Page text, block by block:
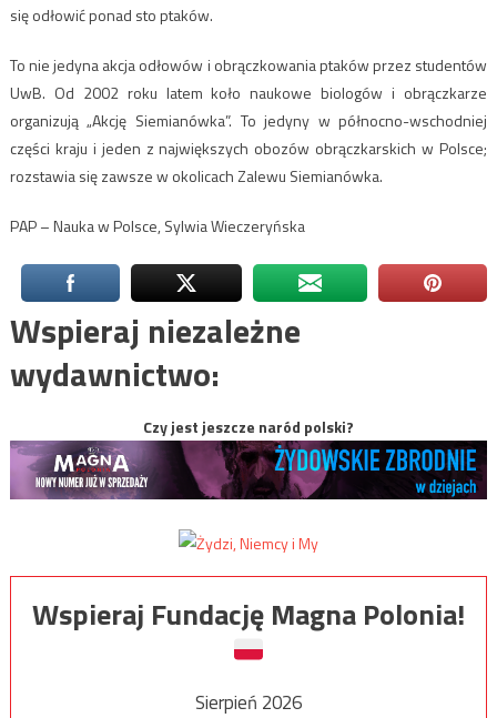
się odłowić ponad sto ptaków.
To nie jedyna akcja odłowów i obrączkowania ptaków przez studentów
UwB. Od 2002 roku latem koło naukowe biologów i obrączkarze
organizują „Akcję Siemianówka”. To jedyny w północno-wschodniej
części kraju i jeden z największych obozów obrączkarskich w Polsce;
rozstawia się zawsze w okolicach Zalewu Siemianówka.
PAP – Nauka w Polsce, Sylwia Wieczeryńska
Wspieraj niezależne
wydawnictwo:
Czy jest jeszcze naród polski?
Wspieraj Fundację Magna Polonia!
Sierpień 2026